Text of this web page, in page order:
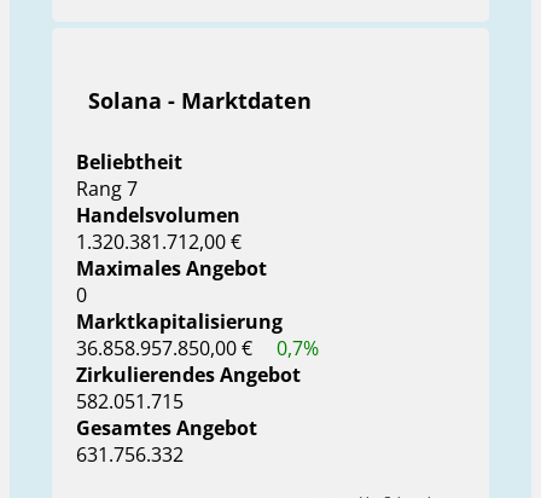
Solana - Marktdaten
Beliebtheit
Rang 7
Handelsvolumen
1.320.381.712,00 €
Maximales Angebot
0
Marktkapitalisierung
36.858.957.850,00 €
0,7%
Zirkulierendes Angebot
582.051.715
Gesamtes Angebot
631.756.332